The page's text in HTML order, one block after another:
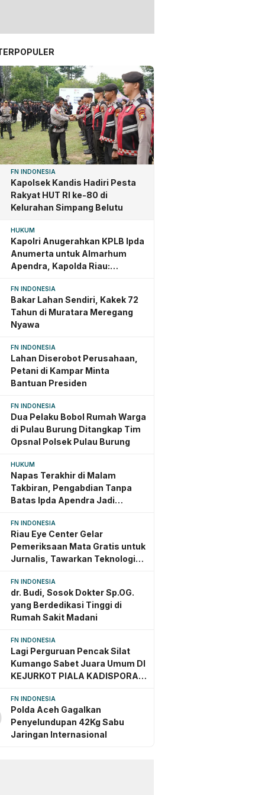
FN INDONESIA
Kapolsek Kandis Hadiri Pesta
Rakyat HUT RI ke-80 di
Kelurahan Simpang Belutu
HUKUM
Kapolri Anugerahkan KPLB Ipda
Anumerta untuk Almarhum
Apendra, Kapolda Riau:
FN INDONESIA
Bakar Lahan Sendiri, Kakek 72
Tahun di Muratara Meregang
Nyawa
FN INDONESIA
Lahan Diserobot Perusahaan,
Petani di Kampar Minta
Bantuan Presiden
FN INDONESIA
Dua Pelaku Bobol Rumah Warga
di Pulau Burung Ditangkap Tim
Opsnal Polsek Pulau Burung
HUKUM
Napas Terakhir di Malam
Takbiran, Pengabdian Tanpa
Batas Ipda Apendra Jadi
FN INDONESIA
Riau Eye Center Gelar
Pemeriksaan Mata Gratis untuk
Jurnalis, Tawarkan Teknologi
FN INDONESIA
dr. Budi, Sosok Dokter Sp.OG.
yang Berdedikasi Tinggi di
Rumah Sakit Madani
FN INDONESIA
Lagi Perguruan Pencak Silat
Kumango Sabet Juara Umum DI
KEJURKOT PIALA KADISPORA
FN INDONESIA
Polda Aceh Gagalkan
Penyelundupan 42Kg Sabu
Jaringan Internasional